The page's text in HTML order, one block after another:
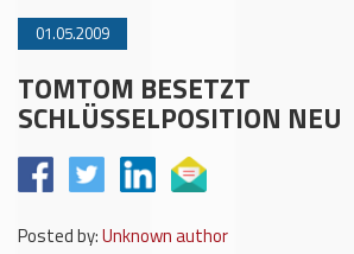
01.05.2009
TOMTOM BESETZT
SCHLÜSSELPOSITION NEU
Posted by:Unknown author